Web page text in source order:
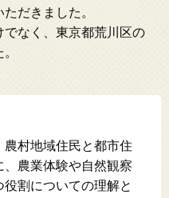
だきました。
なく、東京都荒川区の
農村地域住民と都市住
農業体験や自然観察
割についての理解と